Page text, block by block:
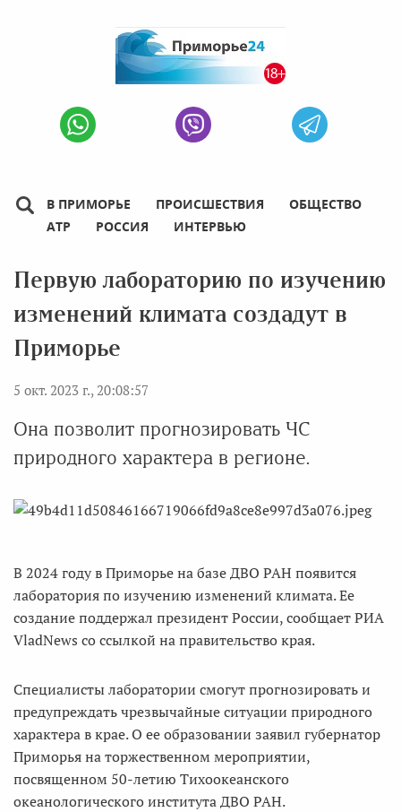
В ПРИМОРЬЕ ПРОИСШЕСТВИЯ
ОБЩЕСТВО
АТР
РОССИЯ ИНТЕРВЬЮ
Первую лабораторию по изучению
изменений климата создадут в
Приморье
5 окт. 2023 г., 20:08:57
Она позволит прогнозировать ЧС
природного характера в регионе.
В 2024 году в Приморье на базе ДВО РАН появится
лаборатория по изучению изменений климата. Ее
создание поддержал президент России, сообщает РИА
VladNews со ссылкой на правительство края.
Специалисты лаборатории смогут прогнозировать и
предупреждать чрезвычайные ситуации природного
характера в крае. О ее образовании заявил губернатор
Приморья на торжественном мероприятии,
посвященном 50-летию Тихоокеанского
океанологического института ДВО РАН.